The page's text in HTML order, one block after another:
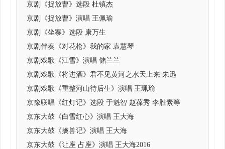
京剧《捉放曹》选段 杜镇杰
京剧《捉放曹》演唱 王佩瑜
京剧《坐寨》选段 康万生
京剧伴奏《对花枪》我的家 袁慧琴
京剧戏歌《江雪》演唱 储兰兰
京剧戏歌《将进酒》君不见黄河之水天上来 朱迅
京剧戏歌《重整河山待后生》演唱 王珮瑜
京豫联唱《红灯记》选段 于魁智 赵葆秀 李胜素等
京东大鼓《白雪红心》演唱 王大海
京东大鼓《擒兽记》演唱 王大海
京东大鼓《让座 占座》演唱 王大海2016